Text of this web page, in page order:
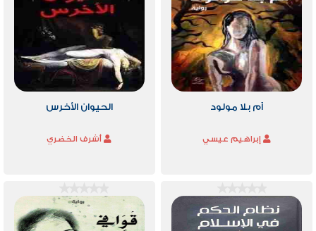
أم بلا مولود
إبراهيم عيسي
الحيوان الأخرس
أشرف الخضري